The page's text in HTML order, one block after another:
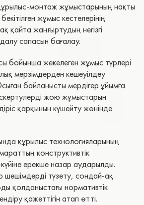
монтаж жұмыстарының нақты
жұмыс кестелерінің
қайта жаңғыртудың негізгі
сапасын бағалау.
бойынша жекелеген жұмыс түрлері
мерзімдерден кешеуілдеу
байланысты мердігер ұйымға
жою жұмыстарын
қарқынын күшейту жөнінде
құрылыс технологияларының
конструктивтік
ерекше назар аударылды.
түзету, сондай-ақ
қолданыстағы нормативтік
қажеттігін атап өтті.